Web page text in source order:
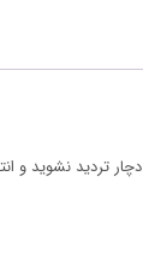
دچار تردید نشوید و